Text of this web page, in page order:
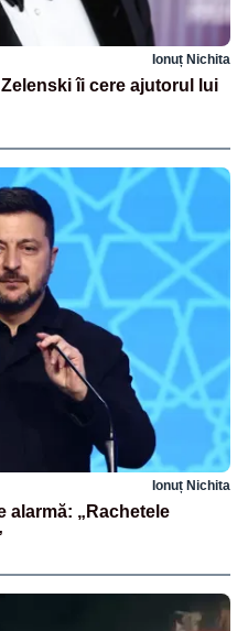
Ionuț Nichita
îi cere ajutorul lui
Ionuț Nichita
alarmă: „Rachetele